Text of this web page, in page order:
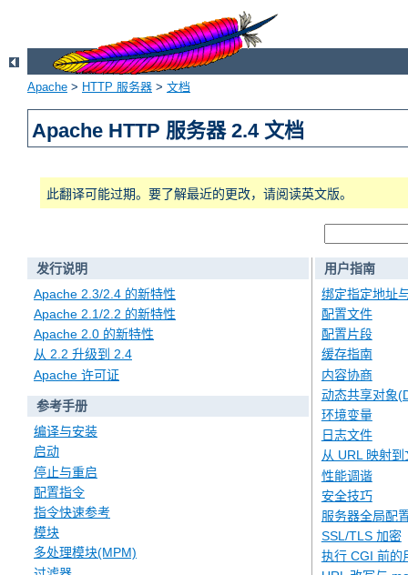
Apache > HTTP 服务器 > 文档
Apache HTTP 服务器 2.4 文档
此翻译可能过期。要了解最近的更改，请阅读英文版。
发行说明
Apache 2.3/2.4 的新特性
Apache 2.1/2.2 的新特性
Apache 2.0 的新特性
从 2.2 升级到 2.4
Apache 许可证
参考手册
编译与安装
启动
停止与重启
配置指令
指令快速参考
模块
多处理模块(MPM)
用户指南
绑定指定地址
配置文件
配置片段
缓存指南
内容协商
动态共享对象
环境变量
日志文件
从 URL 映射
性能调谐
安全技巧
服务器全局配
SSL/TLS 加密
执行 CGI 前的